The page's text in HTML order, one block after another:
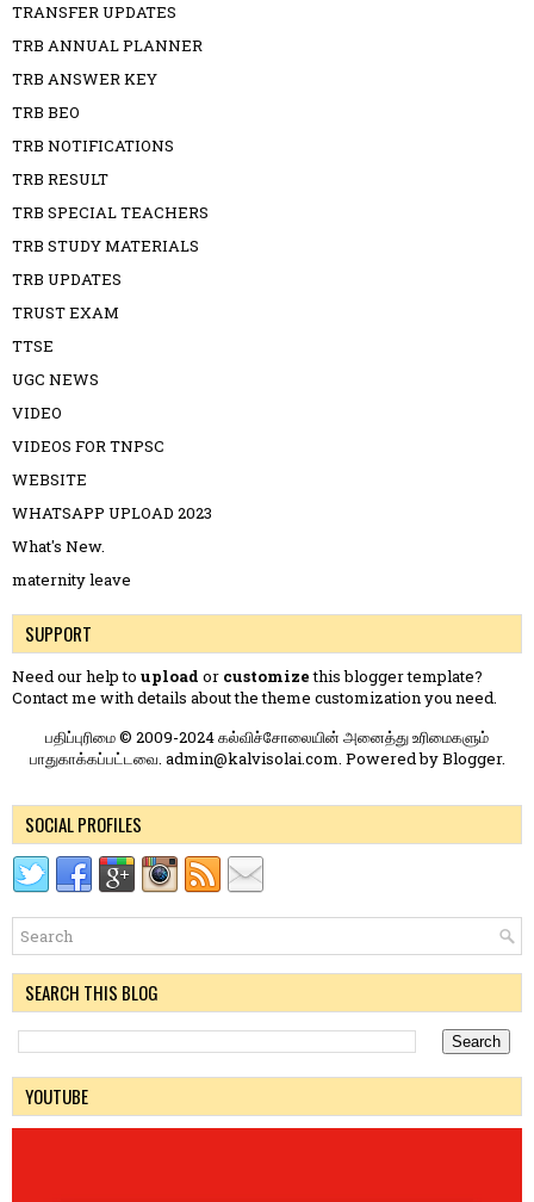
TRANSFER UPDATES
TRB ANNUAL PLANNER
TRB ANSWER KEY
TRB BEO
TRB NOTIFICATIONS
TRB RESULT
TRB SPECIAL TEACHERS
TRB STUDY MATERIALS
TRB UPDATES
TRUST EXAM
TTSE
UGC NEWS
VIDEO
VIDEOS FOR TNPSC
WEBSITE
WHATSAPP UPLOAD 2023
What's New.
maternity leave
SUPPORT
Need our help to upload or customizethis blogger template?
Contact me with details about the theme customization you need.
பதிப்புரிமை © 2009-2024 கல்விச்சோலையின் அனைத்து உரிமைகளும்
பாதுகாக்கப்பட்டவை. admin@kalvisolai.com. Powered byBlogger.
SOCIAL PROFILES
SEARCH THIS BLOG
YOUTUBE